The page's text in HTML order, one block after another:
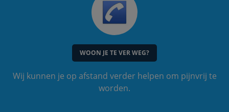
WOON JE TE VER WEG?
Wij kunnen je op afstand verder helpen om pijnvrij te
worden.